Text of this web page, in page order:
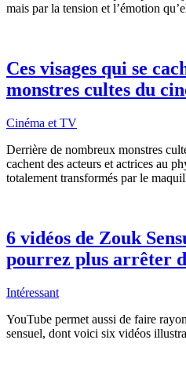
mais par la tension et l’émotion
Ces visages qui se
monstres cultes du
Cinéma et TV
Derrière de nombreux monstres
cachent des acteurs et actrices au
totalement transformés par le
6 vidéos de Zouk
pourrez plus arrêter
Intéressant
YouTube permet aussi de faire
sensuel, dont voici six vidéos